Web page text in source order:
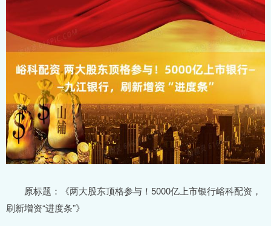
原标题：《两大股东顶格参与！5000亿上市银行峪科配资，
刷新增资“进度条”》